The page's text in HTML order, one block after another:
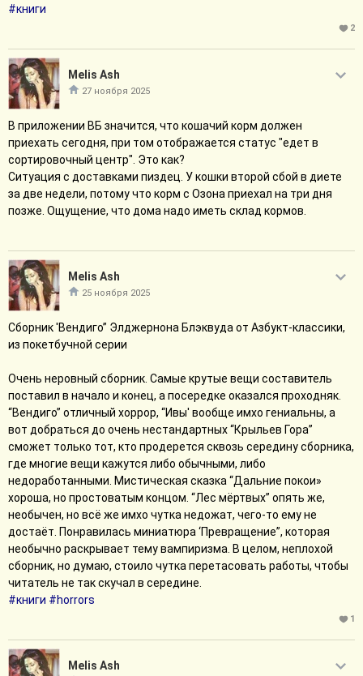
понравился. Местами мб немного наивно и недожато - в конце
близкий родственник погиб из-за этого пламенного
революционера, и еще куча народу постарадало, некоторые
моменты показались не очень продуманными... но на фоне
неадекватных мачо и героинь-истеричек, всех этих
высосанных из пальца лавхейтных конфликтов и притянутых
пейрингов между врагами и прочими неподходящими друг
другу людьми, читать было приятно(вот Софи и Теодор как раз
по характеру очень друг другу подходят, тут нет ощущения
"ВТФ, почему эти люди вообще друг другу нравятся?). Ну и в
целом Теодор очень симпатичный получился. Спокойный, с
автор недожала, получилось неправдоподобное поведение.
(Меня там еще напрягло, что сцену с признанием Софи про
участие в заговоре автор слила).
Еще один недостаток - сплошь и рядом ощущение, что автор
что-то говорит, подобное еще туда-сюда - он революционер,
хоть и не очень образованный, и заявлен как талантливый
там нахватался, то когда оно в фокале Софи, которая
революциями не интересуется, оно уже странно. И такого там
много. Переводчику стоило бы что-то с этим сделать, но увы.
У автора книга дебютная, прочитала вот сейчас, что кроме
этого цикла из трех книг, она ничего пока не написала.
Непонятно пока, радоваться или огорчаться. Я люблю, когда
автору интересны дженовые взаимодействия и здесь оно
явно прослеживается... но печальный опыт с сиквелом
"Девятого дома" научил меня не раскатывать губу.
#книги
Свернуть сообщение
#книги
2
Melis Ash
27 ноября 2025
В приложении ВБ значится, что кошачий корм должен
приехать сегодня, при том отображается статус "едет в
сортировочный центр". Это как?
Ситуация с доставками пиздец. У кошки второй сбой в диете
за две недели, потому что корм с Озона приехал на три дня
позже. Ощущение, что дома надо иметь склад кормов.
Melis Ash
25 ноября 2025
Сборник 'Вендиго” Элджернона Блэквуда от Азбукт-классики,
из покетбучной серии
Очень неровный сборник. Самые крутые вещи составитель
поставил в начало и конец, а посередке оказался проходняк.
“Вендиго” отличный хоррор, “Ивы' вообще имхо гениальны, а
вот добраться до очень нестандартных “Крыльев Гора”
сможет только тот, кто продерется сквозь середину сборника,
где многие вещи кажутся либо обычными, либо
недоработанными. Мистическая сказка “Дальние покои»
хороша, но простоватым концом. “Лес мёртвых” опять же,
необычен, но всё же имхо чутка недожат, чего-то ему не
достаёт. Понравилась миниатюра ‘Превращение”, которая
необычно раскрывает тему вампиризма. В целом, неплохой
сборник, но думаю, стоило чутка перетасовать работы, чтобы
читатель не так скучал в середине.
#книги #horrors
1
Melis Ash